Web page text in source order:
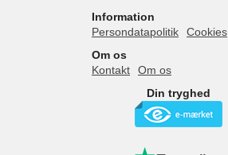
Information
Persondatapolitik
Cookies
Om os
Kontakt
Om os
Din tryghed